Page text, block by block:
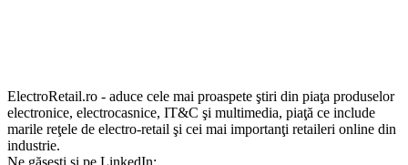
ElectroRetail.ro - aduce cele mai proaspete ştiri din piaţa produselor
electronice, electrocasnice, IT&C şi multimedia, piaţă ce include
marile reţele de electro-retail şi cei mai importanţi retaileri online din
industrie.
Ne găsești și pe LinkedIn: